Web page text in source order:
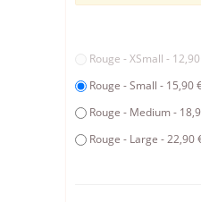
Rouge - XSmall -
Rouge - Small - 15,90
Rouge - Medium -
Rouge - Large - 22,90